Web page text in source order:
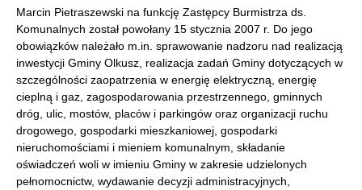
Marcin Pietraszewski na funkcję Zastępcy Burmistrza ds.
Komunalnych został powołany 15 stycznia 2007 r. Do jego
obowiązków należało m.in. sprawowanie nadzoru nad realizacją
inwestycji Gminy Olkusz, realizacja zadań Gminy dotyczących w
szczególności zaopatrzenia w energię elektryczną, energię
cieplną i gaz, zagospodarowania przestrzennego, gminnych
dróg, ulic, mostów, placów i parkingów oraz organizacji ruchu
drogowego, gospodarki mieszkaniowej, gospodarki
nieruchomościami i mieniem komunalnym, składanie
oświadczeń woli w imieniu Gminy w zakresie udzielonych
pełnomocnictw, wydawanie decyzji administracyjnych,